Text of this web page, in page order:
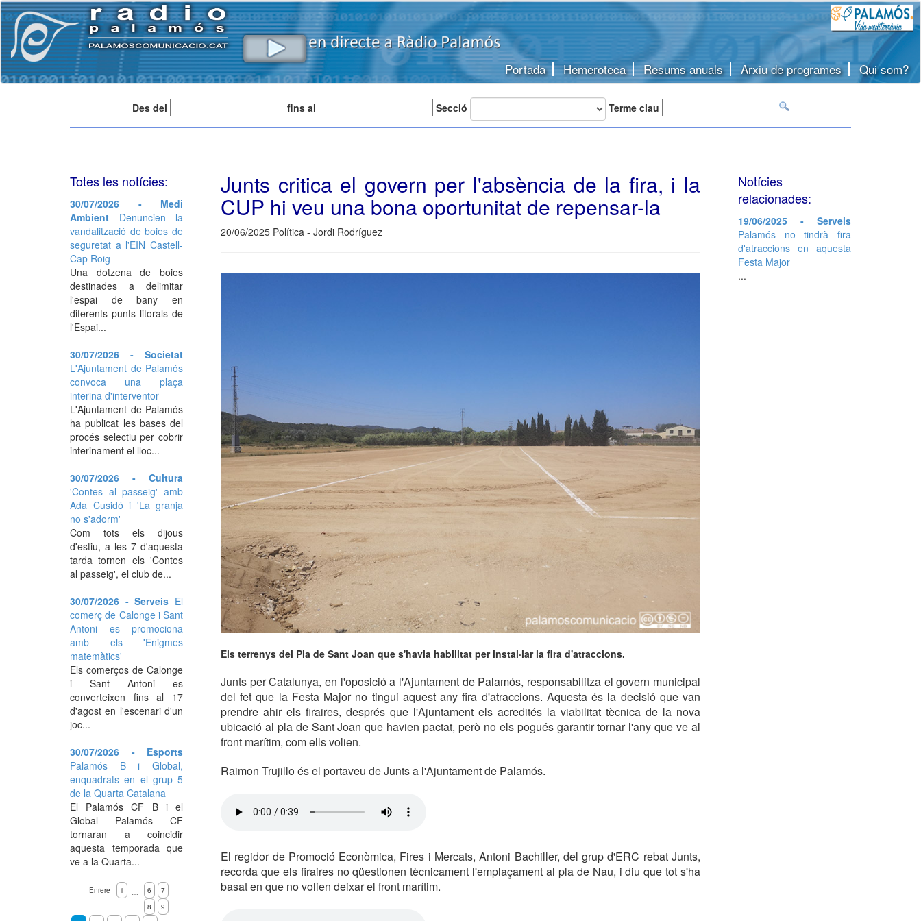
Portada Hemeroteca Resums anuals Arxiu de programes Qui som?
Des del fins al Secció Terme clau
Junts critica el govern per l'absència de la fira, i la
CUP hi veu una bona oportunitat de repensar-la
20/06/2025 Política - Jordi Rodríguez
Els terrenys del Pla de Sant Joan que s'havia habilitat per instal·lar la fira d'atraccions.
Junts per Catalunya, en l'oposició a l'Ajuntament de Palamós, responsabilitza el govern municipal
del fet que la Festa Major no tingui aquest any fira d'atraccions. Aquesta és la decisió que van
prendre ahir els firaires, després que l'Ajuntament els acredités la viabilitat tècnica de la nova
ubicació al pla de Sant Joan que havien pactat, però no els pogués garantir tornar l'any que ve al
front marítim, com ells volien.
Raimon Trujillo és el portaveu de Junts a l'Ajuntament de Palamós.
El regidor de Promoció Econòmica, Fires i Mercats, Antoni Bachiller, del grup d'ERC rebat Junts,
recorda que els firaires no qüestionen tècnicament l'emplaçament al pla de Nau, i diu que tot s'ha
basat en que no volien deixar el front marítim.
Totes les notícies:
30/07/2026 - Medi
Ambient Denuncien la
vandalització de boies de
seguretat a l'EIN Castell-
Cap Roig
Una dotzena de boies
destinades a delimitar
l'espai de bany en
diferents punts litorals de
l'Espai...
30/07/2026 - Societat
L'Ajuntament de Palamós
convoca una plaça
interina d'interventor
L'Ajuntament de Palamós
ha publicat les bases del
procés selectiu per cobrir
interinament el lloc...
30/07/2026 - Cultura
'Contes al passeig' amb
Ada Cusidó i 'La granja
no s'adorm'
Com tots els dijous
d'estiu, a les 7 d'aquesta
tarda tornen els 'Contes
al passeig', el club de...
30/07/2026 - Serveis El
comerç de Calonge i Sant
Antoni es promociona
amb els 'Enigmes
matemàtics'
Els comerços de Calonge
i Sant Antoni es
converteixen fins al 17
d'agost en l'escenari d'un
joc...
30/07/2026 - Esports
Palamós B i Global,
enquadrats en el grup 5
de la Quarta Catalana
El Palamós CF B i el
Global Palamós CF
tornaran a coincidir
aquesta temporada que
ve a la Quarta...
Enrere 1 … 6
7
8
9
Notícies
relacionades:
19/06/2025 - Serveis
Palamós no tindrà fira
d'atraccions en aquesta
Festa Major
...